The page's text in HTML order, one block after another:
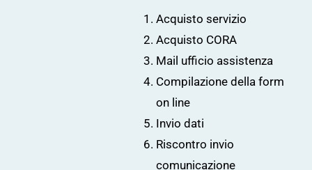
Acquisto servizio
Acquisto CORA
Mail ufficio assistenza
Compilazione della form
on line
Invio dati
Riscontro invio
comunicazione